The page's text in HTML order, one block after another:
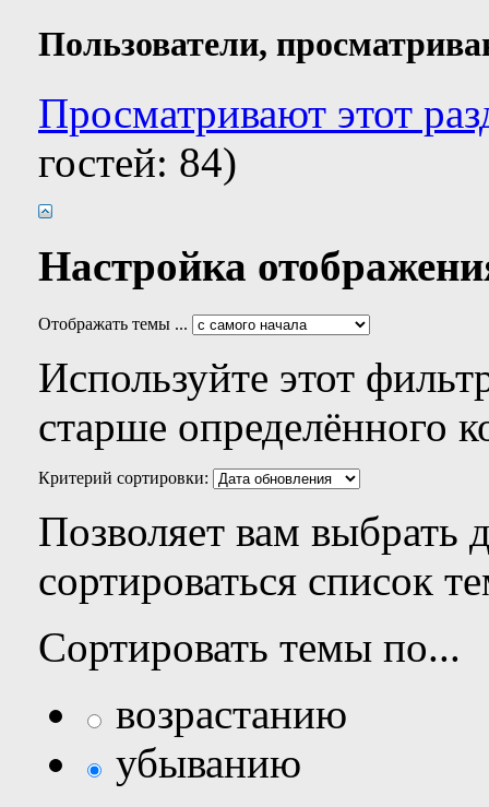
Пользователи,
Просматривают этот
гостей: 84)
Настройка
Отображать темы ...
Используйте этот
старше определённого
Критерий сортировки:
Позволяет вам выбрать
сортироваться список
Сортировать темы по...
возрастанию
убыванию